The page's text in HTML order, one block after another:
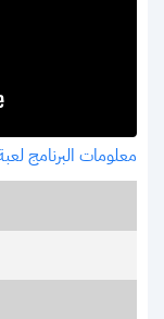
معلومات البرنامج